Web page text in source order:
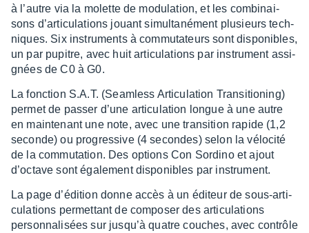
à l’autre via la molette de modu­la­tion, et les combi­nai­
sons d’ar­ti­cu­la­tions jouant simul­ta­né­ment plusieurs tech­
niques. Six instru­ments à commu­ta­teurs sont dispo­nibles,
un par pupitre, avec huit arti­cu­la­tions par instru­ment assi­
gnées de C0 à G0.
La fonc­tion S.A.T. (Seam­less Arti­cu­la­tion Tran­si­tio­ning)
permet de passer d’une arti­cu­la­tion longue à une autre
en main­te­nant une note, avec une tran­si­tion rapide (1,2
seconde) ou progres­sive (4 secondes) selon la vélo­cité
de la commu­ta­tion. Des options Con Sordino et ajout
d’oc­tave sont égale­ment dispo­nibles par instru­ment.
La page d’édi­tion donne accès à un éditeur de sous-arti­
cu­la­tions permet­tant de compo­ser des arti­cu­la­tions
person­na­li­sées sur jusqu’à quatre couches, avec contrôle